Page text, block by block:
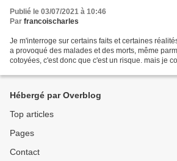
Publié le 03/07/2021 à 10:46
Par francoischarles
Je m'interroge sur certains faits et certaines
a provoqué des malades et des morts, même
cotoyées, c'est donc que c'est un risque. mais je
Hébergé par Overblog
Top articles
Pages
Contact